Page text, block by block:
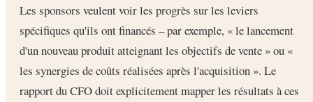
Les sponsors veulent voir les progrès sur les leviers
spécifiques qu'ils ont financés – par exemple, « le lancement
d'un nouveau produit atteignant les objectifs de vente » ou «
les synergies de coûts réalisées après l'acquisition ». Le
rapport du CFO doit explicitement mapper les résultats à ces